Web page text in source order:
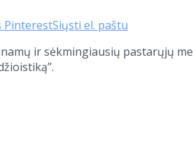
PinterestSiųsti el. paštu
ir sėkmingiausių pastarųjų